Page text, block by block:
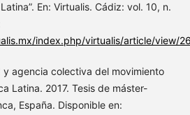
En: Virtualis. Cádiz: vol. 10, n.
index.php/virtualis/article/view/
y agencia colectiva del movimiento
Latina. 2017. Tesis de máster-
España. Disponible en: